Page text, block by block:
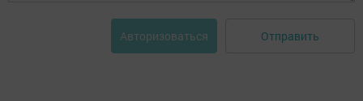
Авторизоваться Отправить